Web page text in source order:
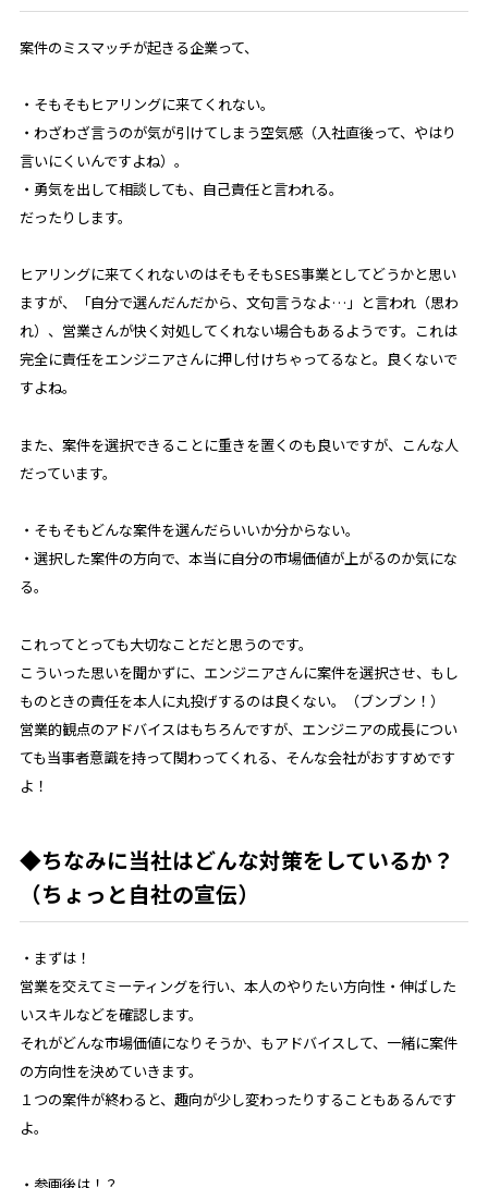
案件のミスマッチが起きる企業って、
・そもそもヒアリングに来てくれない。
・わざわざ言うのが気が引けてしまう空気感（入社直後って、やはり
言いにくいんですよね）。
・勇気を出して相談しても、自己責任と言われる。
だったりします。
ヒアリングに来てくれないのはそもそもSES事業としてどうかと思い
ますが、「自分で選んだんだから、文句言うなよ…」と言われ（思わ
れ）、営業さんが快く対処してくれない場合もあるようです。これは
完全に責任をエンジニアさんに押し付けちゃってるなと。良くないで
すよね。
また、案件を選択できることに重きを置くのも良いですが、こんな人
だっています。
・そもそもどんな案件を選んだらいいか分からない。
・選択した案件の方向で、本当に自分の市場価値が上がるのか気にな
る。
これってとっても大切なことだと思うのです。
こういった思いを聞かずに、エンジニアさんに案件を選択させ、もし
ものときの責任を本人に丸投げするのは良くない。（ブンブン！）
営業的観点のアドバイスはもちろんですが、エンジニアの成長につい
ても当事者意識を持って関わってくれる、そんな会社がおすすめです
よ！
◆ちなみに当社はどんな対策をしているか？
（ちょっと自社の宣伝）
・まずは！
営業を交えてミーティングを行い、本人のやりたい方向性・伸ばした
いスキルなどを確認します。
それがどんな市場価値になりそうか、もアドバイスして、一緒に案件
の方向性を決めていきます。
１つの案件が終わると、趣向が少し変わったりすることもあるんです
よ。